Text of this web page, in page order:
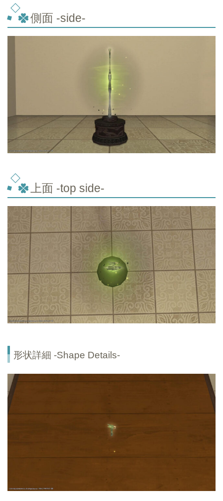
側面 -side-
上面 -top side-
形状詳細 -Shape Details-